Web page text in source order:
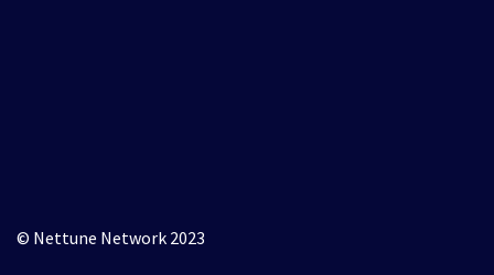
© Nettune Network 2023